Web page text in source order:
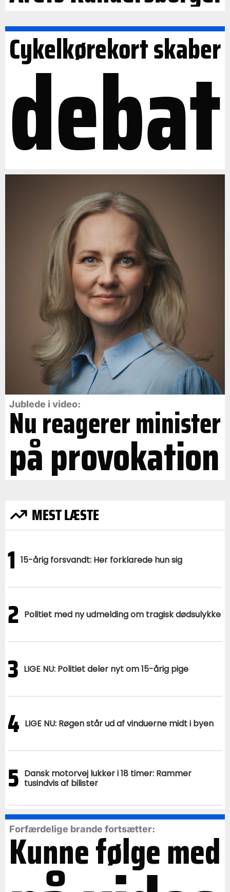
Cykelkørekort skaber
debat
Jublede i video:
Nu reagerer minister
på provokation
MEST LÆSTE
1 15-årig forsvandt: Her forklarede hun sig
2 Politiet med ny udmelding om tragisk dødsulykke
3 LIGE NU: Politiet deler nyt om 15-årig pige
4 LIGE NU: Røgen står ud af vinduerne midt i byen
5 Dansk motorvej lukker i 18 timer: Rammer
tusindvis af bilister
Forfærdelige brande fortsætter:
Kunne følge med